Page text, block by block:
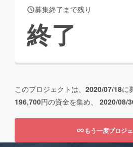
募集終了まで残り
終了
このプロジェクトは、 2020/07/18に
196,700円の資金を集め、 2020/08/
もう一度プロジ